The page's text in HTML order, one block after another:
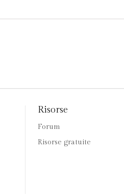
Risorse
Forum
Risorse gratuite